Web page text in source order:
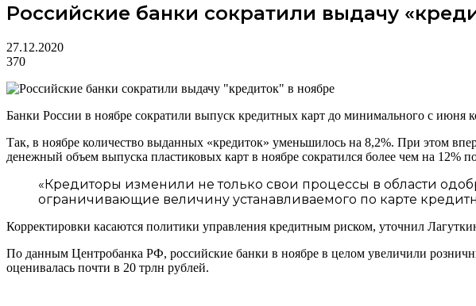
Российские банки сократили выдачу
27.12.2020
370
Банки России в ноябре сократили выпуск кредитных карт до минимального с
Так, в ноябре количество выданных «кредиток» уменьшилось на 8,2%. При этом
денежный объем выпуска пластиковых карт в ноябре сократился более чем на
«Кредиторы изменили не только свои процессы в области
ограничивающие величину устанавливаемого по карте
Корректировки касаются политики управления кредитным риском, уточнил
По данным Центробанка РФ, российские банки в ноябре в целом увеличили
оценивалась почти в 20 трлн рублей.